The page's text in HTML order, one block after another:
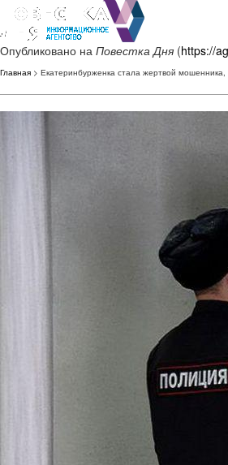
Опубликовано на Повестка Дня (https://
Главная > Екатеринбурженка стала жертвой